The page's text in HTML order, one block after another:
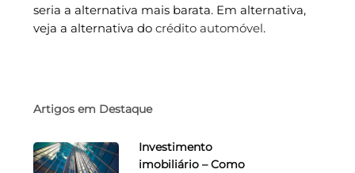
seria a alternativa mais barata. Em alternativa,
veja a alternativa do crédito automóvel.
Artigos em Destaque
Investimento
imobiliário – Como